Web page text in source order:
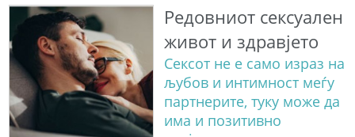
Редовниот сексуален
живот и здравјето
Сексот не е само израз на
љубов и интимност меѓу
партнерите, туку може да
има и позитивно